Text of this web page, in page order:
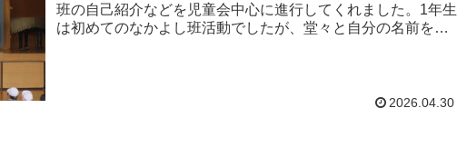
班の自己紹介などを児童会中心に進行してくれました。1年生
は初めてのなかよし班活動でしたが、堂々と自分の名前を伝
2026.04.30